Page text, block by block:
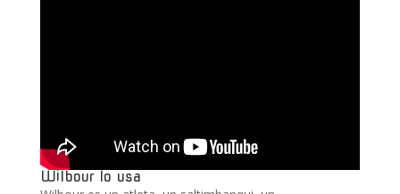
Wilbour lo usa